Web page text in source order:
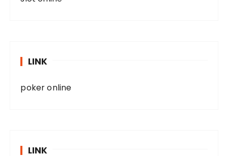
LINK
poker online
LINK